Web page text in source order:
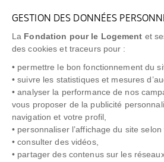
GESTION DES DONNÉES
La Fondation pour le Logement et
des cookies et traceurs pour :
• permettre le bon fonctionnement du
• suivre les statistiques et mesures
• analyser la performance de nos
vous proposer de la publicité
navigation et votre profil,
• personnaliser l’affichage du site
• consulter des vidéos,
• partager des contenus sur les
FAQ
NEWSLETTER
"Allô Prévention Expulsion"